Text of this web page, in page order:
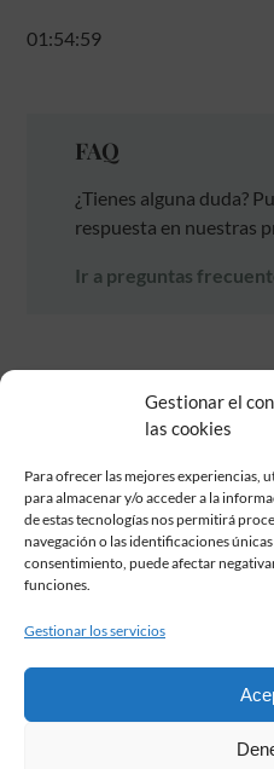
Gestionar el
las cookies
Para ofrecer las mejores experiencias,
para almacenar y/o acceder a la
de estas tecnologías nos permitirá
navegación o las identificaciones
consentimiento, puede afectar
funciones.
Gestionar los servicios
01:54:59
FAQ
¿Tienes alguna duda?
respuesta en nuestras
Ir a preguntas
Fundación Pastor
Calle Serrano,
2026 Todos los derechos
FAQ
Condiciones